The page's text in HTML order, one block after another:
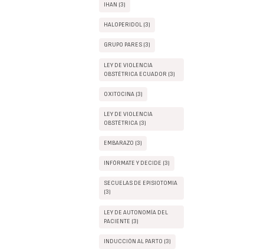
IHAN (3)
HALOPERIDOL (3)
GRUPO PARES (3)
LEY DE VIOLENCIA
OBSTÉTRICA ECUADOR (3)
OXITOCINA (3)
LEY DE VIOLENCIA
OBSTÉTRICA (3)
EMBARAZO (3)
INFÓRMATE Y DECIDE (3)
SECUELAS DE EPISIOTOMIA
(3)
LEY DE AUTONOMÍA DEL
PACIENTE (3)
INDUCCIÓN AL PARTO (3)